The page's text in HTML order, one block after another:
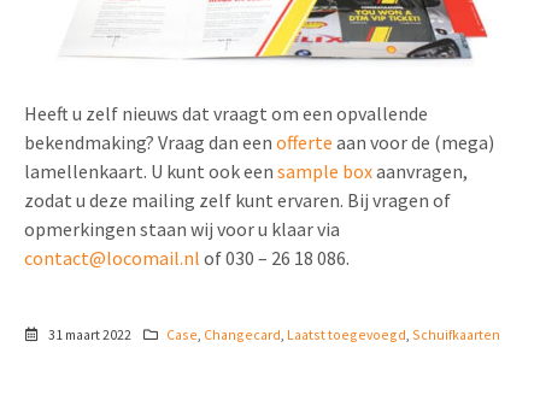
Heeft u zelf nieuws dat vraagt om een opvallende
bekendmaking? Vraag dan een offerte aan voor de (mega)
lamellenkaart. U kunt ook een sample boxaanvragen,
zodat u deze mailing zelf kunt ervaren. Bij vragen of
opmerkingen staan wij voor u klaar via
contact@locomail.nl of 030 – 26 18 086.
31 maart 2022 Case, Changecard, Laatst toegevoegd,Schuifkaarten